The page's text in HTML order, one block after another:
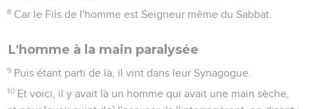
8 Car le Fils de l'homme est Seigneur même du Sabbat.
L'homme à la main paralysée
9 Puis étant parti de là, il vint dans leur Synagogue.
10 Et voici, il y avait là un homme qui avait une main sèche,